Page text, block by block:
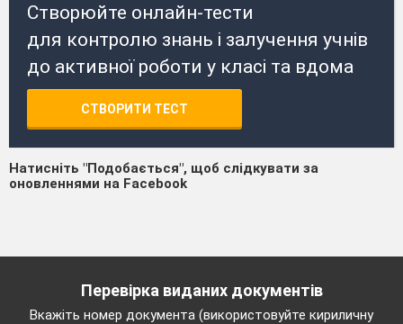
Створюйте онлайн-тести
для контролю знань і залучення учнів
до активної роботи у класі та вдома
СТВОРИТИ ТЕСТ
Натисніть "Подобається", щоб слідкувати за
оновленнями на Facebook
Перевірка виданих документів
Вкажіть номер документа (використовуйте кириличну